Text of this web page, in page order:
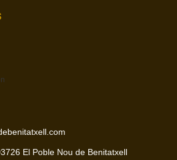
El Poble Nou de Benitatxell